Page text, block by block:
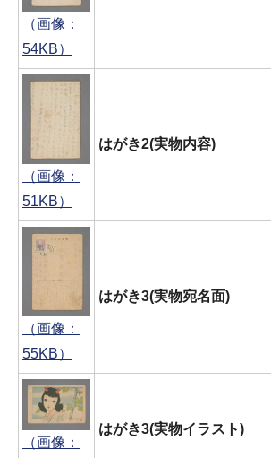
（画像：
54KB）
（画像：
51KB）
はがき2(実物内容)
（画像：
55KB）
はがき3(実物宛名面)
（画像：
はがき3(実物イラスト)